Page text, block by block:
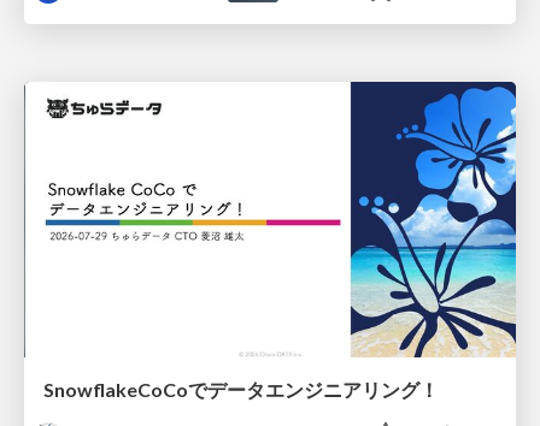
SnowflakeCoCoでデータエンジニアリング！